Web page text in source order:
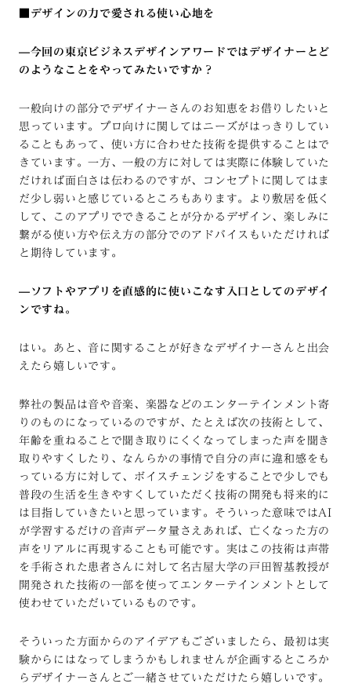
デザインの力で愛される使い心地を
—今回の東京ビジネスデザインアワードではデザイナーとど
のようなことをやってみたいですか？
一般向けの部分でデザイナーさんのお知恵をお借りしたいと
思っています。プロ向けに関してはニーズがはっきりしてい
ることもあって、使い方に合わせた技術を提供することはで
きています。一方、一般の方に対しては実際に体験していた
だければ面白さは伝わるのですが、コンセプトに関してはま
だ少し弱いと感じているところもあります。より敷居を低く
して、このアプリでできることが分かるデザイン、楽しみに
繋がる使い方や伝え方の部分でのアドバイスもいただければ
と期待しています。
— ソフトやアプリを直感的に使いこなす入口としてのデザイ
ンですね。
はい。あと、音に関することが好きなデザイナーさんと出会
えたら嬉しいです。
弊社の製品は音や音楽、楽器などのエンターテインメント寄
りのものになっているのですが、たとえば次の技術として、
年齢を重ねることで聞き取りにくくなってしまった声を聞き
取りやすくしたり、なんらかの事情で自分の声に違和感をも
っている方に対して、ボイスチェンジをすることで少しでも
普段の生活を生きやすくしていただく技術の開発も将来的に
は目指していきたいと思っています。そういった意味ではAI
が学習するだけの音声データ量さえあれば、亡くなった方の
声をリアルに再現することも可能です。実はこの技術は声帯
を手術された患者さんに対して名古屋大学の戸田智基教授が
開発された技術の一部を使ってエンターテインメントとして
使わせていただいているものです。
そういった方面からのアイデアもございましたら、最初は実
験からにはなってしまうかもしれませんが企画するところか
らデザイナーさんとご一緒させていただけたら嬉しいです。